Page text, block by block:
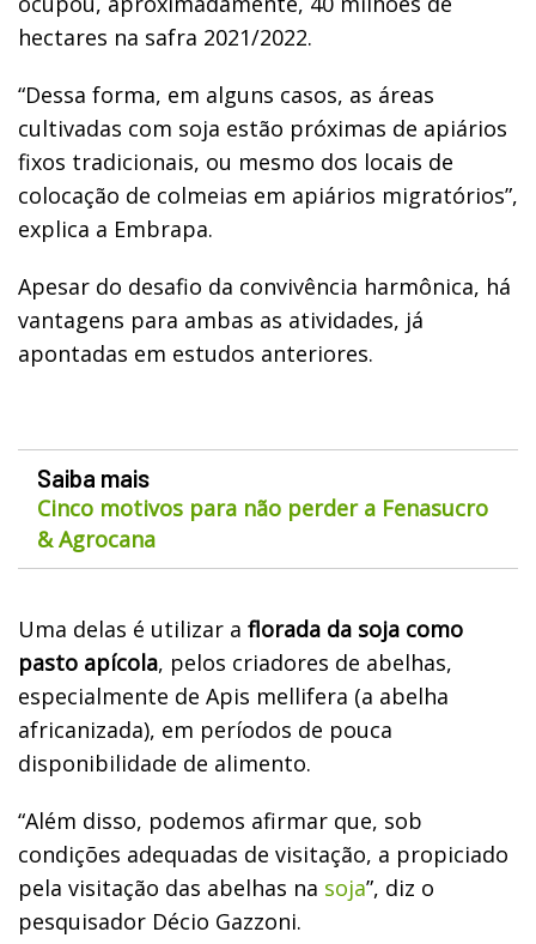
hectares na safra 2021/2022.
“Dessa forma, em alguns casos, as áreas
cultivadas com soja estão próximas de apiários
fixos tradicionais, ou mesmo dos locais de
colocação de colmeias em apiários migratórios”,
explica a Embrapa.
Apesar do desafio da convivência harmônica, há
vantagens para ambas as atividades, já
apontadas em estudos anteriores.
Saiba mais
Cinco motivos para não perder a Fenasucro
& Agrocana
Uma delas é utilizar a florada da soja como
pasto apícola, pelos criadores de abelhas,
especialmente de Apis mellifera (a abelha
africanizada), em períodos de pouca
disponibilidade de alimento.
“Além disso, podemos afirmar que, sob
condições adequadas de visitação, a propiciado
pela visitação das abelhas na soja”, diz o
pesquisador Décio Gazzoni.